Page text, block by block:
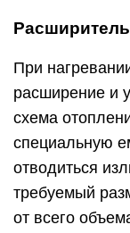
При
расширение и
схема
специальную
отводиться
требуемый
от всего